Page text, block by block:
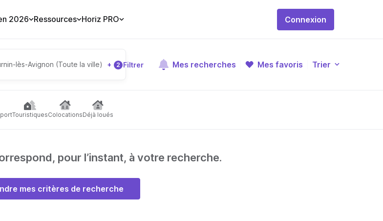
2026 Ressources Horiz PRO Connexion
lès-Avignon (Toute la ville) + 2 Filtrer Mes recherches Mes favoris Trier
TouristiquesColocationsDéjà loués
pour l’instant, à votre recherche.
mes critères de recherche